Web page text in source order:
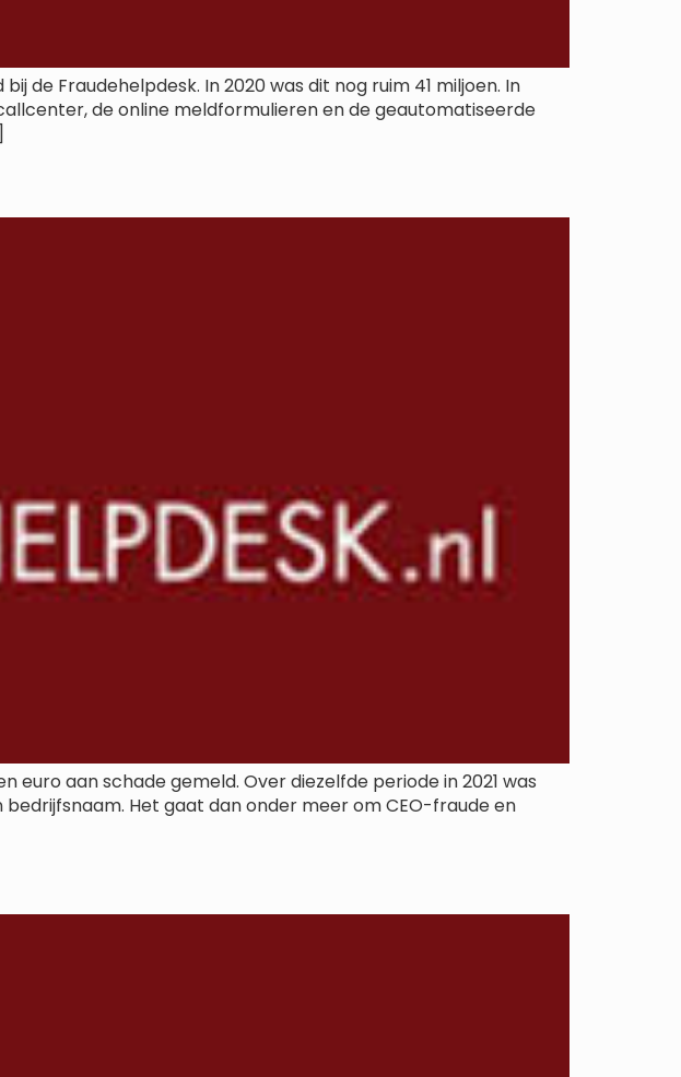
de Fraudehelpdesk. In 2020 was dit nog ruim 41 miljoen. In
de online meldformulieren en de geautomatiseerde
euro aan schade gemeld. Over diezelfde periode in 2021 was
Het gaat dan onder meer om CEO-fraude en